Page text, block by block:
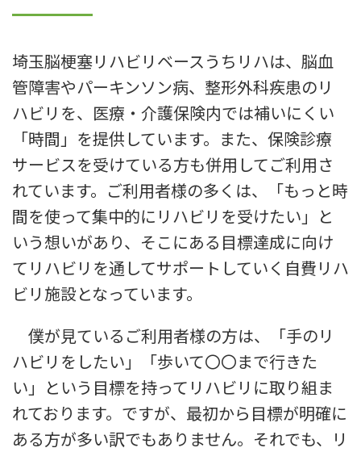
埼玉脳梗塞リハビリベースうちリハは、脳血
管障害やパーキンソン病、整形外科疾患のリ
ハビリを、医療・介護保険内では補いにくい
「時間」を提供しています。また、保険診療
サービスを受けている方も併用してご利用さ
れています。ご利用者様の多くは、「もっと時
間を使って集中的にリハビリを受けたい」と
いう想いがあり、そこにある目標達成に向け
てリハビリを通してサポートしていく自費リハ
ビリ施設となっています。
僕が見ているご利用者様の方は、「手のリ
ハビリをしたい」「歩いて〇〇まで行きた
い」という目標を持ってリハビリに取り組ま
れております。ですが、最初から目標が明確に
ある方が多い訳でもありません。それでも、リ